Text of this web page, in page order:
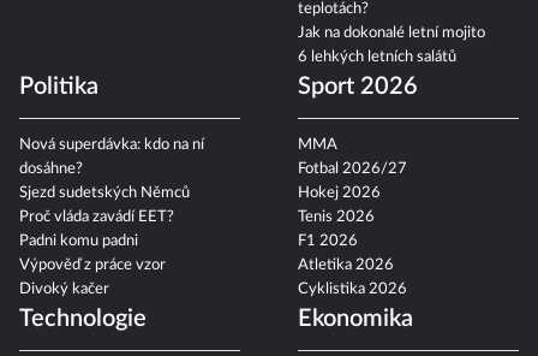
teplotách?
Jak na dokonalé letní mojito
6 lehkých letních salátů
Politika
Nová superdávka: kdo na ní
dosáhne?
Sjezd sudetských Němců
Proč vláda zavádí EET?
Padni komu padni
Výpověď z práce vzor
Divoký kačer
Sport 2026
MMA
Fotbal 2026/27
Hokej 2026
Tenis 2026
F1 2026
Atletika 2026
Cyklistika 2026
Technologie Ekonomika